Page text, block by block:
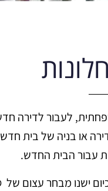
לעבור לדירה
או בניה של בית
עבור הבית החדש.
ישנו מבחר עצום